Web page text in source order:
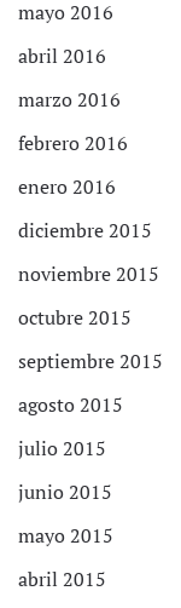
mayo 2016
abril 2016
marzo 2016
febrero 2016
enero 2016
diciembre 2015
noviembre 2015
octubre 2015
septiembre 2015
agosto 2015
julio 2015
junio 2015
mayo 2015
abril 2015